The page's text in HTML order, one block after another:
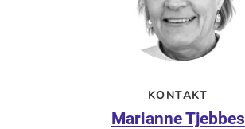
KONTAKT
Marianne Tjebbes